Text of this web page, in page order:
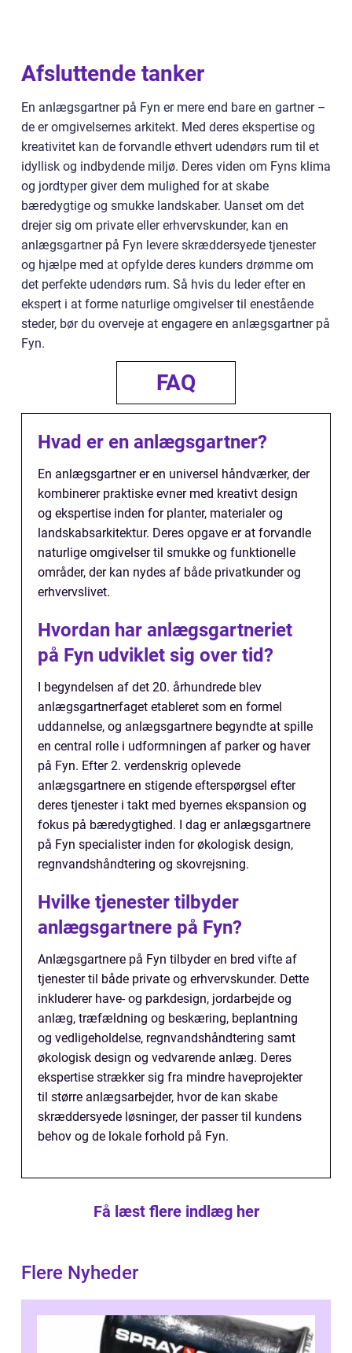
Afsluttende tanker
En anlægsgartner på Fyn er mere end bare en gartner –
de er omgivelsernes arkitekt. Med deres ekspertise og
kreativitet kan de forvandle ethvert udendørs rum til et
idyllisk og indbydende miljø. Deres viden om Fyns klima
og jordtyper giver dem mulighed for at skabe
bæredygtige og smukke landskaber. Uanset om det
drejer sig om private eller erhvervskunder, kan en
anlægsgartner på Fyn levere skræddersyede tjenester
og hjælpe med at opfylde deres kunders drømme om
det perfekte udendørs rum. Så hvis du leder efter en
ekspert i at forme naturlige omgivelser til enestående
steder, bør du overveje at engagere en anlægsgartner på
Fyn.
FAQ
Hvad er en anlægsgartner?
En anlægsgartner er en universel håndværker, der
kombinerer praktiske evner med kreativt design
og ekspertise inden for planter, materialer og
landskabsarkitektur. Deres opgave er at forvandle
naturlige omgivelser til smukke og funktionelle
områder, der kan nydes af både privatkunder og
erhvervslivet.
Hvordan har anlægsgartneriet
på Fyn udviklet sig over tid?
I begyndelsen af det 20. århundrede blev
anlægsgartnerfaget etableret som en formel
uddannelse, og anlægsgartnere begyndte at spille
en central rolle i udformningen af parker og haver
på Fyn. Efter 2. verdenskrig oplevede
anlægsgartnere en stigende efterspørgsel efter
deres tjenester i takt med byernes ekspansion og
fokus på bæredygtighed. I dag er anlægsgartnere
på Fyn specialister inden for økologisk design,
regnvandshåndtering og skovrejsning.
Hvilke tjenester tilbyder
anlægsgartnere på Fyn?
Anlægsgartnere på Fyn tilbyder en bred vifte af
tjenester til både private og erhvervskunder. Dette
inkluderer have- og parkdesign, jordarbejde og
anlæg, træfældning og beskæring, beplantning
og vedligeholdelse, regnvandshåndtering samt
økologisk design og vedvarende anlæg. Deres
ekspertise strækker sig fra mindre haveprojekter
til større anlægsarbejder, hvor de kan skabe
skræddersyede løsninger, der passer til kundens
behov og de lokale forhold på Fyn.
Få læst flere indlæg her
Flere Nyheder